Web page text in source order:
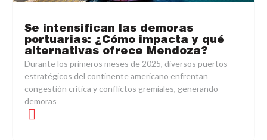
Se intensifican las demoras
portuarias: ¿Cómo impacta y qué
alternativas ofrece Mendoza?
Durante los primeros meses de 2025, diversos puertos
estratégicos del continente americano enfrentan
congestión crítica y conflictos gremiales, generando
demoras